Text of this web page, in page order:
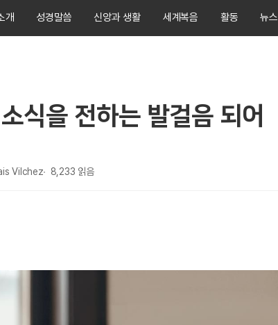
개 성경말씀 신앙과 생활 세계복음 활동 뉴스
식을 전하는 발걸음 되어
Vilchez 8,233 읽음